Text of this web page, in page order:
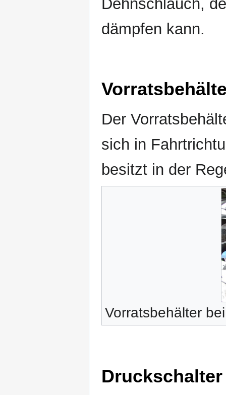
Dehnschlauch,
dämpfen kann.
Der
sich in
besitzt in der
Vorratsbehälter
Druckschalter